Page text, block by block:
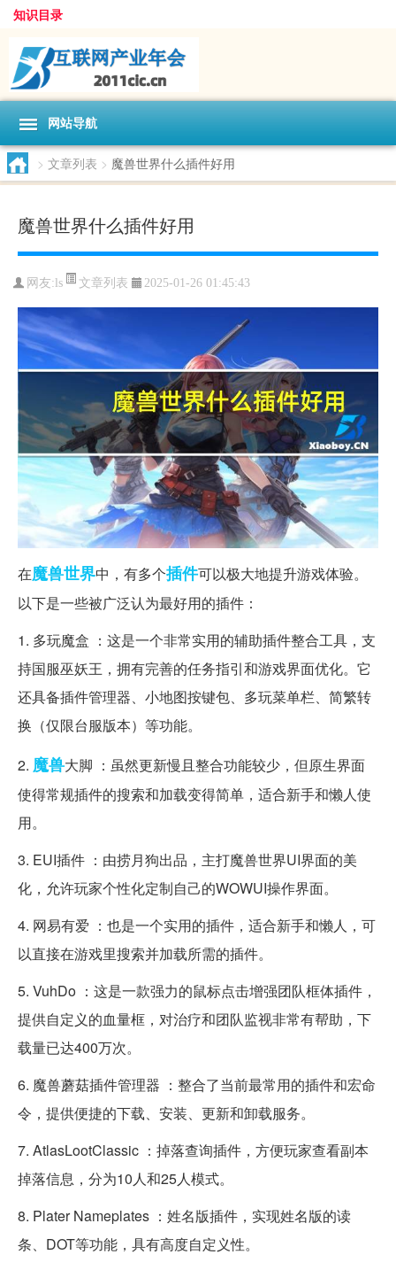
知识目录
网站导航
> 文章列表 > 魔兽世界什么插件好用
魔兽世界什么插件好用
网友: ls 文章列表 2025-01-26 01:45:43
在魔兽世界中，有多个插件可以极大地提升游戏体验。
以下是一些被广泛认为最好用的插件：
1. 多玩魔盒 ：这是一个非常实用的辅助插件整合工具，支
持国服巫妖王，拥有完善的任务指引和游戏界面优化。它
还具备插件管理器、小地图按键包、多玩菜单栏、简繁转
换（仅限台服版本）等功能。
2. 魔兽大脚 ：虽然更新慢且整合功能较少，但原生界面
使得常规插件的搜索和加载变得简单，适合新手和懒人使
用。
3. EUI插件 ：由捞月狗出品，主打魔兽世界UI界面的美
化，允许玩家个性化定制自己的WOWUI操作界面。
4. 网易有爱 ：也是一个实用的插件，适合新手和懒人，可
以直接在游戏里搜索并加载所需的插件。
5. VuhDo ：这是一款强力的鼠标点击增强团队框体插件，
提供自定义的血量框，对治疗和团队监视非常有帮助，下
载量已达400万次。
6. 魔兽蘑菇插件管理器 ：整合了当前最常用的插件和宏命
令，提供便捷的下载、安装、更新和卸载服务。
7. AtlasLootClassic ：掉落查询插件，方便玩家查看副本
掉落信息，分为10人和25人模式。
8. Plater Nameplates ：姓名版插件，实现姓名版的读
条、DOT等功能，具有高度自定义性。